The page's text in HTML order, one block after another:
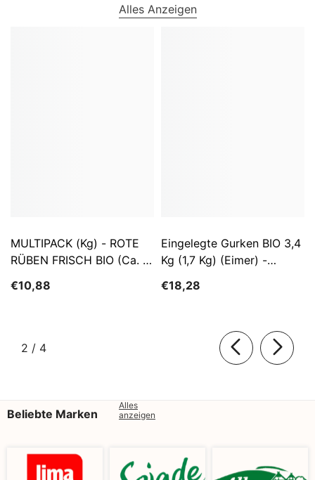
Alles Anzeigen
MULTIPACK (kg) - ROTE
RÜBEN FRISCH BIO (ca. 5
€10,88
Eingelegte Gurken BIO 3,4
Kg (1,7 Kg) (Eimer) -
€18,28
2 / von
4
Beliebte Marken
Alles
anzeigen